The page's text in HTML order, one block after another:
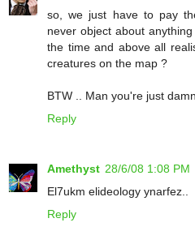
so, we just have to pay
never object about
the time and above all
creatures on the map ?
BTW .. Man you're just
Reply
Amethyst 28/6/08 1:08 PM
El7ukm elideology ynarfez..
Reply